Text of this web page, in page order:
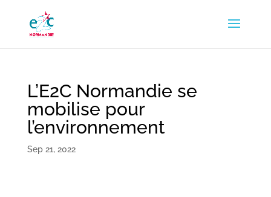
L’E2C Normandie se
mobilise pour
l’environnement
Sep 21, 2022